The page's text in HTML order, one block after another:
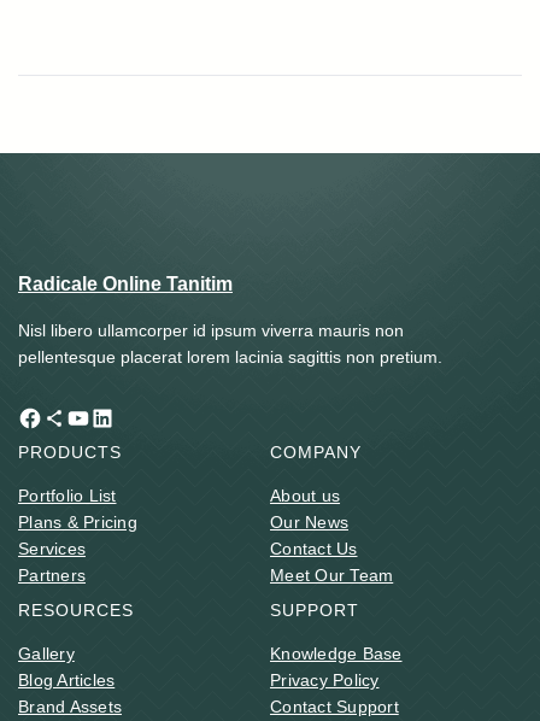
Radicale Online Tanitim
Nisl libero ullamcorper id ipsum viverra mauris non
pellentesque placerat lorem lacinia sagittis non pretium.
Facebook Share Icon YouTube LinkedIn
PRODUCTS
Portfolio List
Plans & Pricing
Services
Partners
COMPANY
About us
Our News
Contact Us
Meet Our Team
RESOURCES
Gallery
Blog Articles
Brand Assets
SUPPORT
Knowledge Base
Privacy Policy
Contact Support